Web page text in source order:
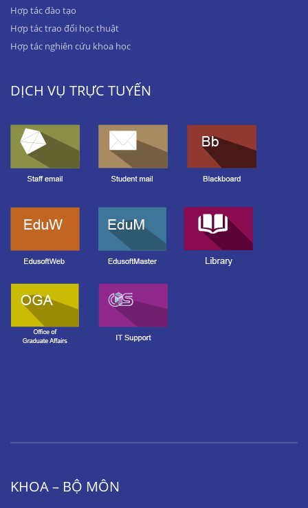
Hợp tác đào tạo
Hợp tác trao đổi học thuật
Hợp tác nghiên cứu khoa học
DỊCH VỤ TRỰC TUYẾN
KHOA – BỘ MÔN